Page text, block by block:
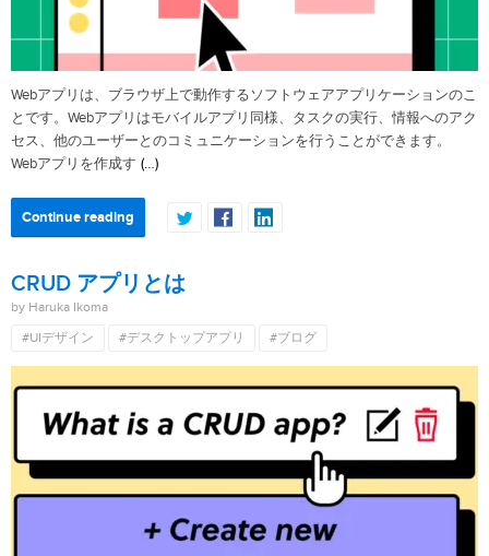
Webアプリは、ブラウザ上で動作するソフトウェアアプリケーションのこ
とです。Webアプリはモバイルアプリ同様、タスクの実行、情報へのアク
セス、他のユーザーとのコミュニケーションを行うことができます。
Webアプリを作成す (…)
Continue reading
CRUD アプリとは
by Haruka Ikoma
#UIデザイン
#デスクトップアプリ #ブログ